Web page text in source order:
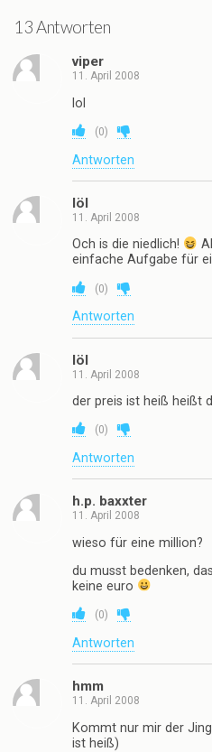
13 Antworten
viper
11. April 2008
lol
(0)
Antworten
löl
11. April 2008
Och is die niedlich!
einfache Aufgabe für
(0)
Antworten
löl
11. April 2008
der preis ist heiß heißt
(0)
Antworten
h.p. baxxter
11. April 2008
wieso für eine million?
du musst bedenken,
keine euro
(0)
Antworten
hmm
11. April 2008
Kommt nur mir der
ist heiß)